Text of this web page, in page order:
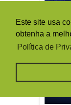
Este site usa
obtenha a
Política de